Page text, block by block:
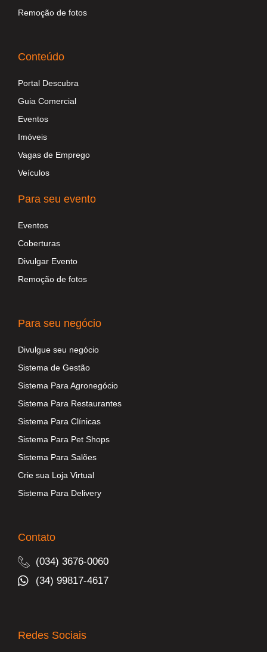
Remoção de fotos
Conteúdo
Portal Descubra
Guia Comercial
Eventos
Imóveis
Vagas de Emprego
Veículos
Para seu evento
Eventos
Coberturas
Divulgar Evento
Remoção de fotos
Para seu negócio
Divulgue seu negócio
Sistema de Gestão
Sistema Para Agronegócio
Sistema Para Restaurantes
Sistema Para Clínicas
Sistema Para Pet Shops
Sistema Para Salões
Crie sua Loja Virtual
Sistema Para Delivery
Contato
(034) 3676-0060
(34) 99817-4617
Redes Sociais